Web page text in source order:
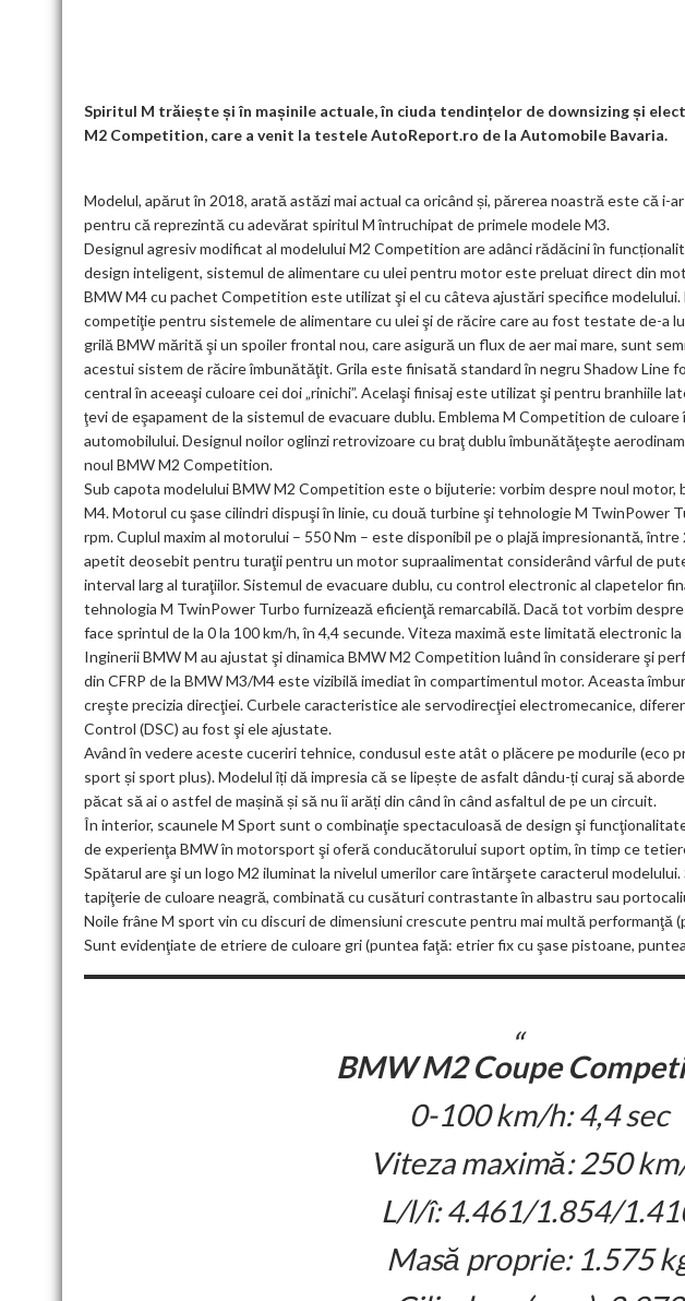
k
p
m
o
o
k
m
ar
ks
Spiritul M trăiește și în mașinile actuale, în ciuda tendințelor de downsizing și
M2 Competition, care a venit la testele AutoReport.ro de la Automobile Bavaria.
Modelul, apărut în 2018, arată astăzi mai actual ca oricând și, părerea noastră este că i-
pentru că reprezintă cu adevărat spiritul M întruchipat de primele modele M3.
Designul agresiv modificat al modelului M2 Competition are adânci rădăcini în
design inteligent, sistemul de alimentare cu ulei pentru motor este preluat direct din
BMW M4 cu pachet Competition este utilizat şi el cu câteva ajustări specifice
competiţie pentru sistemele de alimentare cu ulei şi de răcire care au fost testate de-a
grilă BMW mărită şi un spoiler frontal nou, care asigură un flux de aer mai mare, sunt
acestui sistem de răcire îmbunătăţit. Grila este finisată standard în negru Shadow Line
central în aceeaşi culoare cei doi „rinichi”. Acelaşi finisaj este utilizat şi pentru branhiile
ţevi de eşapament de la sistemul de evacuare dublu. Emblema M Competition de
automobilului. Designul noilor oglinzi retrovizoare cu braţ dublu îmbunătăţeşte
noul BMW M2 Competition.
Sub capota modelului BMW M2 Competition este o bijuterie: vorbim despre noul motor,
M4. Motorul cu şase cilindri dispuşi în linie, cu două turbine şi tehnologie M TwinPower
rpm. Cuplul maxim al motorului – 550 Nm – este disponibil pe o plajă impresionantă,
apetit deosebit pentru turaţii pentru un motor supraalimentat considerând vârful de
interval larg al turaţiilor. Sistemul de evacuare dublu, cu control electronic al clapetelor
tehnologia M TwinPower Turbo furnizează eficienţă remarcabilă. Dacă tot vorbim
face sprintul de la 0 la 100 km/h, în 4,4 secunde. Viteza maximă este limitată electronic
Inginerii BMW M au ajustat şi dinamica BMW M2 Competition luând în considerare şi
din CFRP de la BMW M3/M4 este vizibilă imediat în compartimentul motor. Aceasta
creşte precizia direcţiei. Curbele caracteristice ale servodirecţiei electromecanice,
Control (DSC) au fost şi ele ajustate.
Având în vedere aceste cuceriri tehnice, condusul este atât o plăcere pe modurile (eco
sport și sport plus). Modelul îți dă impresia că se lipește de asfalt dându-ți curaj să
păcat să ai o astfel de mașină și să nu îi arăți din când în când asfaltul de pe un circuit.
În interior, scaunele M Sport sunt o combinaţie spectaculoasă de design şi
de experienţa BMW în motorsport şi oferă conducătorului suport optim, în timp ce
Spătarul are şi un logo M2 iluminat la nivelul umerilor care întărşete caracterul
tapiţerie de culoare neagră, combinată cu cusături contrastante în albastru sau
Noile frâne M sport vin cu discuri de dimensiuni crescute pentru mai multă performanţă
Sunt evidenţiate de etriere de culoare gri (puntea faţă: etrier fix cu şase pistoane,
BMW M2 Coupe
0-100 km/h: 4,4 sec
Viteza maximă: 250
L/l/î: 4.461/1.854/
Masă proprie: 1.575